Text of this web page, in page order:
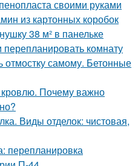
своими руками
из картонных коробок
38 м² в панельке
комнату
отмостку самому. Бетонные
Почему важно
Виды отделок: чистовая,
перепланировка